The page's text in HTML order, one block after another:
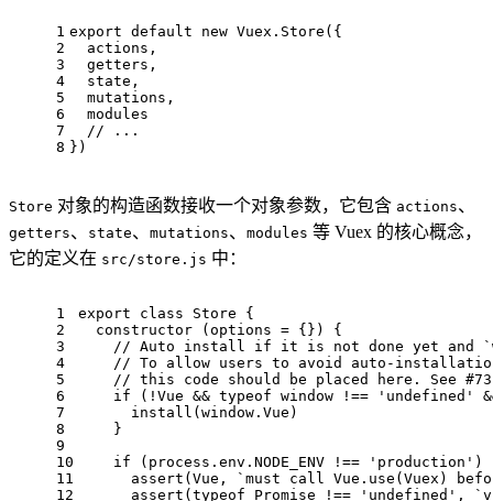
1
2
3
4
5
6
7
8
export default new Vuex . Store ({
  actions,
  getters,
  state,
  mutations,
  modules
// ...
})
Store 对象的构造函数接收一个对象参数，它包含 actions、
getters、 state、 mutations、 modules 等 Vuex 的核心概念，
它的定义在 src/store.js 中：
1
2
3
4
5
6
7
8
9
10
11
12
export class Store {
constructor ( options = {} ) {
// Auto install if it is not done yet and
// To allow users to avoid auto-
// this code should be placed here. See
if (! Vue && typeof window !== 'undefined'
install ( window . Vue )
    }
if (process. env . NODE_ENV !== 'production' )
assert ( Vue ,
`must call Vue.use(Vuex)
assert ( typeof Promise !== 'undefined' ,